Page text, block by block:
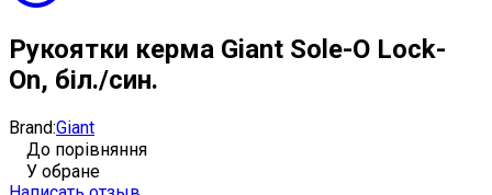
Рукоятки керма Giant Sole-O Lock-
On, біл./син.
Brand:Giant
До порівняння
У обране